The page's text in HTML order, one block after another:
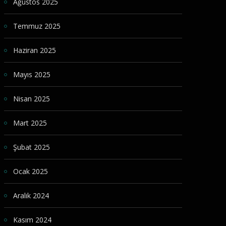
Temmuz 2025
Haziran 2025
Mayıs 2025
Nisan 2025
Mart 2025
Şubat 2025
Ocak 2025
Aralık 2024
Kasım 2024